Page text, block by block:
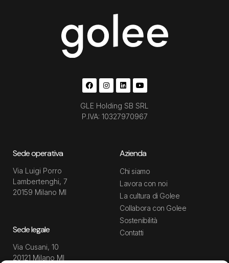
GLE Holding SB SRL
P.IVA: 10327970967
Sede operativa
Via Luigi Porro
Lambertenghi, 7
20159 Milano MI
Sede legale
Via Cusani, 10
20121 Milano MI
Azienda
Chi siamo
Lavora con noi
La cultura di Golee
Collabora con Golee
Sostenibilità
Contatti